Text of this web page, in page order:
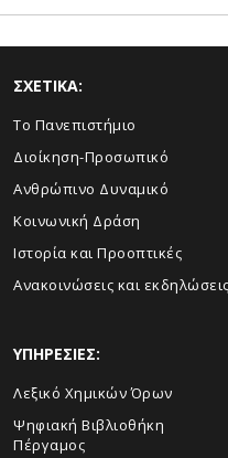
ΣΧΕΤΙΚΑ:
Το Πανεπιστήμιο
Διοίκηση-Προσωπικό
Ανθρώπινο Δυναμικό
Κοινωνική Δράση
Ιστορία και Προοπτικές
Ανακοινώσεις και εκδηλώσεις
ΥΠΗΡΕΣΙΕΣ:
Λεξικό Χημικών Όρων
Ψηφιακή Βιβλιοθήκη
Πέργαμος